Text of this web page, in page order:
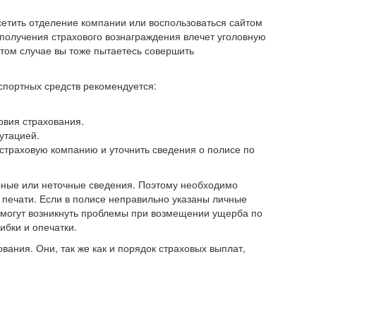
отделение компании или воспользоваться сайтом
страхового вознаграждения влечет уголовную
случае вы тоже пытаетесь совершить
средств рекомендуется:
страхования.
компанию и уточнить сведения о полисе по
или неточные сведения. Поэтому необходимо
Если в полисе неправильно указаны личные
возникнуть проблемы при возмещении ущерба по
и опечатки.
Они, так же как и порядок страховых выплат,